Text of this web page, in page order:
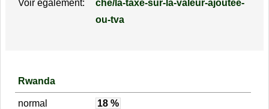
Voir également:
che/la-taxe-sur-la-valeur-ajoutee-
ou-tva
Rwanda
normal 18 %